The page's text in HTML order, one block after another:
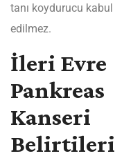
tanı koydurucu kabul
edilmez.
İleri Evre
Pankreas
Kanseri
Belirtileri